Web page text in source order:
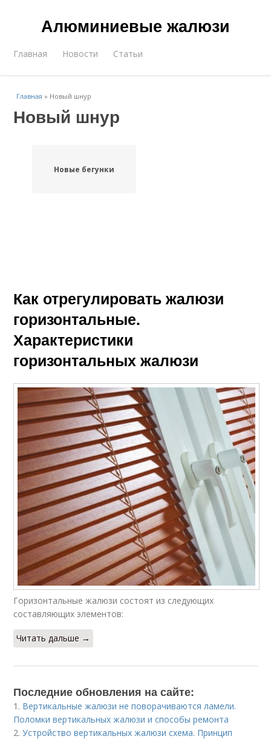
Алюминиевые жалюзи
Главная Новости Статьи
Главная » Новый шнур
Новый шнур
Новые бегунки
Как отрегулировать жалюзи
горизонтальные.
Характеристики
горизонтальных жалюзи
Горизонтальные жалюзи состоят из следующих
составляющих элементов:
Читать дальше →
Последние обновления на сайте:
1. Вертикальные жалюзи не поворачиваются ламели.
Поломки вертикальных жалюзи и способы ремонта
2.Устройство вертикальных жалюзи схема. Принцип